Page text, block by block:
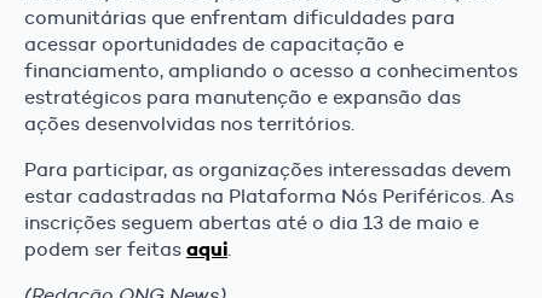
comunitárias que enfrentam dificuldades para
acessar oportunidades de capacitação e
financiamento, ampliando o acesso a conhecimentos
estratégicos para manutenção e expansão das
ações desenvolvidas nos territórios.
Para participar, as organizações interessadas devem
estar cadastradas na Plataforma Nós Periféricos. As
inscrições seguem abertas até o dia 13 de maio e
podem ser feitas aqui.